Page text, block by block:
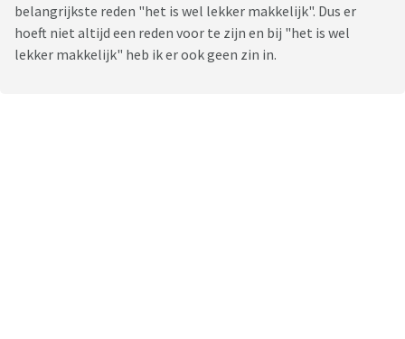
belangrijkste reden "het is wel lekker makkelijk". Dus er
hoeft niet altijd een reden voor te zijn en bij "het is wel
lekker makkelijk" heb ik er ook geen zin in.